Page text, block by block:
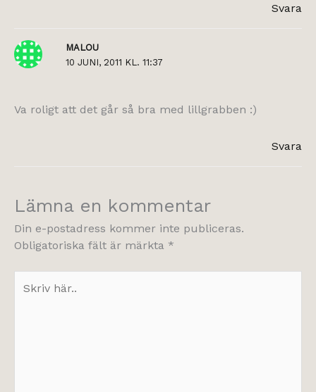
Svara
MALOU
10 JUNI, 2011 KL. 11:37
Va roligt att det går så bra med lillgrabben :)
Svara
Lämna en kommentar
Din e-postadress kommer inte publiceras.
Obligatoriska fält är märkta *
här..